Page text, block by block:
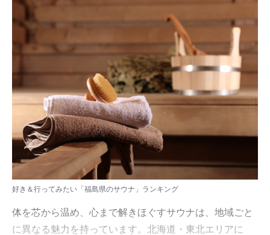
好き＆行ってみたい「福島県のサウナ」ランキング
体を芯から温め、心まで解きほぐすサウナは、地域ごと
に異なる魅力を持っています。北海道・東北エリアに